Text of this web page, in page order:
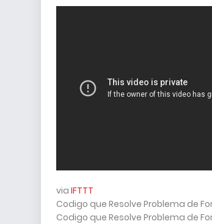
via IFTTT
Codigo que Resolve Problema de
Codigo que Resolve Problema de